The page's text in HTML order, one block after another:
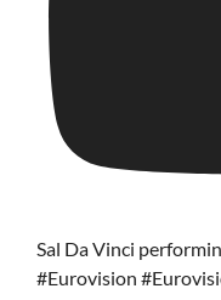
Sal Da Vinci
#Eurovision